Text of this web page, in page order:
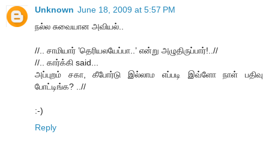
Unknown June 18, 2009 at 5:57 PM
நல்ல சுவையான அவியல்..
//.. சாமியார் ’தெரியலயேப்பா..’ என்று அழுதிருப்பார்!..//
//.. கார்க்கி said...
அப்புறம் சகா, கீபோர்டு இல்லாம எப்படி இவ்ளோ நாள் பதிவு
போட்டிங்க? ..//
:-)
Reply